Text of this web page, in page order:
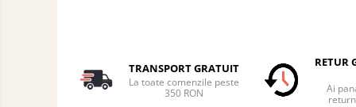
Accesorii Electronice Auto
TRANSPORT GRATUIT
La toate comenzile peste
350 RON
RETUR
Ai